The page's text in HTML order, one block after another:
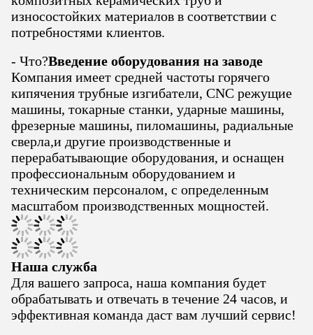
износостойких материалов в соответствии с
потребностями клиентов.
- Что?Введение оборудования на заводе
Компания имеет средней частоты горячего
кипячения трубные изгибатели, CNC режущие
машины, токарные станки, ударные машины,
фрезерные машины, пиломашины, радиальные
сверла,и другие производственные и
перерабатывающие оборудования, и оснащен
профессиональным оборудованием и
техническим персоналом, с определенным
масштабом производственных мощностей.
Наша служба
Для вашего запроса, наша компания будет
обрабатывать и отвечать в течение 24 часов, и
эффективная команда даст вам лучший сервис!